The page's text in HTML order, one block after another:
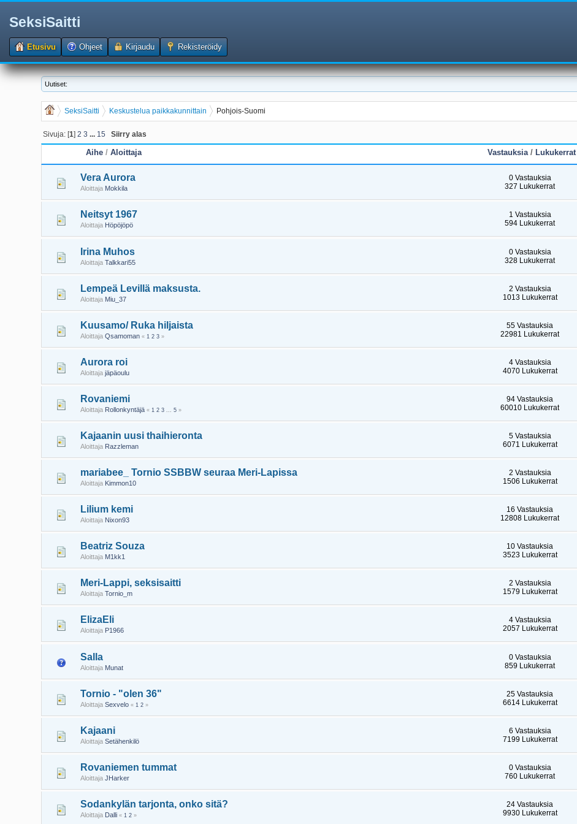
SeksiSaitti
Etusivu Ohjeet Kirjaudu Rekisteröidy
Uutiset:
SeksiSaitti Keskustelua paikkakunnittain Pohjois-Suomi
Sivuja: [1] 2 3 ... 15 Siirry alas
Aihe /Aloittaja Vastauksia/ Lukukerrat
Vera Aurora
Aloittaja Mokkila
0 Vastauksia
327 Lukukerrat
Neitsyt 1967
Aloittaja Höpöjöpö
1 Vastauksia
594 Lukukerrat
Irina Muhos
AloittajaTalkkari55
0 Vastauksia
328 Lukukerrat
Lempeä Levillä maksusta.
Aloittaja Miu_37
2 Vastauksia
1013 Lukukerrat
Kuusamo/ Ruka hiljaista
AloittajaQsamoman « 1 2 3 »
55 Vastauksia
22981 Lukukerrat
Aurora roi
Aloittajajäpäoulu
4 Vastauksia
4070 Lukukerrat
Rovaniemi
Aloittaja Rollonkyntäjä « 1 2 3 ...5 »
94 Vastauksia
60010 Lukukerrat
Kajaanin uusi thaihieronta
Aloittaja Razzleman
5 Vastauksia
6071 Lukukerrat
mariabee_ Tornio SSBBW seuraa Meri-Lapissa
Aloittaja Kimmon10
2 Vastauksia
1506 Lukukerrat
Lilium kemi
Aloittaja Nixon93
16 Vastauksia
12808 Lukukerrat
Beatriz Souza
Aloittaja M1kk1
10 Vastauksia
3523 Lukukerrat
Meri-Lappi, seksisaitti
AloittajaTornio_m
2 Vastauksia
1579 Lukukerrat
ElizaEli
Aloittaja P1966
4 Vastauksia
2057 Lukukerrat
Salla
Aloittaja Munat
0 Vastauksia
859 Lukukerrat
Tornio - "olen 36"
AloittajaSexvelo « 1 2 »
25 Vastauksia
6614 Lukukerrat
Kajaani
AloittajaSetähenkilö
6 Vastauksia
7199 Lukukerrat
Rovaniemen tummat
AloittajaJHarker
0 Vastauksia
760 Lukukerrat
Sodankylän tarjonta, onko sitä?
Aloittaja Dalli « 1 2 »
24 Vastauksia
9930 Lukukerrat